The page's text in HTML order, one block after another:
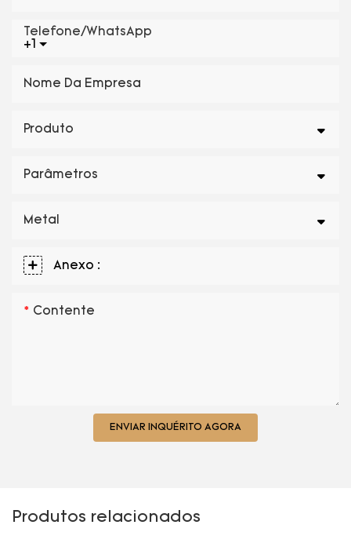
+1
Telefone/WhatsApp
Nome Da Empresa
Produto
Parâmetros
Metal
Anexo :
Contente
ENVIAR INQUÉRITO AGORA
Produtos relacionados